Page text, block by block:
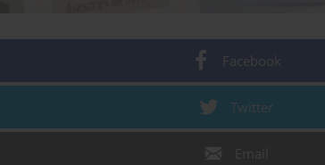
Facebook
Twitter